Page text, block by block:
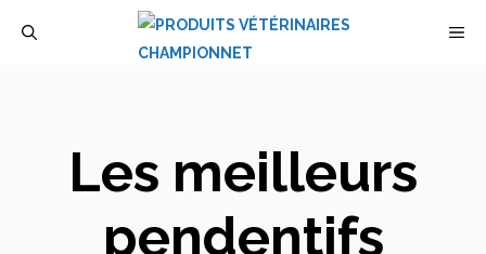
Les meilleurs
pendentifs